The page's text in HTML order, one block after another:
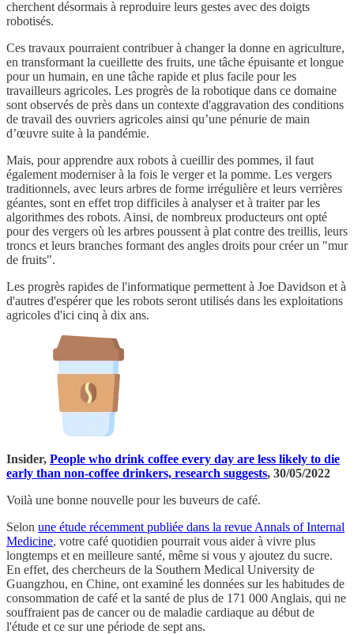
cherchent désormais à reproduire leurs gestes avec des doigts
robotisés.
Ces travaux pourraient contribuer à changer la donne en agriculture,
en transformant la cueillette des fruits, une tâche épuisante et longue
pour un humain, en une tâche rapide et plus facile pour les
travailleurs agricoles. Les progrès de la robotique dans ce domaine
sont observés de près dans un contexte d'aggravation des conditions
de travail des ouvriers agricoles ainsi qu’une pénurie de main
d’œuvre suite à la pandémie.
Mais, pour apprendre aux robots à cueillir des pommes, il faut
également moderniser à la fois le verger et la pomme. Les vergers
traditionnels, avec leurs arbres de forme irrégulière et leurs verrières
géantes, sont en effet trop difficiles à analyser et à traiter par les
algorithmes des robots. Ainsi, de nombreux producteurs ont opté
pour des vergers où les arbres poussent à plat contre des treillis, leurs
troncs et leurs branches formant des angles droits pour créer un "mur
de fruits".
Les progrès rapides de l'informatique permettent à Joe Davidson et à
d'autres d'espérer que les robots seront utilisés dans les exploitations
agricoles d'ici cinq à dix ans.
Insider, People who drink coffee every day are less likely to die
early than non-coffee drinkers, research suggests, 30/05/2022
Voilà une bonne nouvelle pour les buveurs de café.
Selon une étude récemment publiée dans la revue Annals of Internal
Medicine, votre café quotidien pourrait vous aider à vivre plus
longtemps et en meilleure santé, même si vous y ajoutez du sucre.
En effet, des chercheurs de la Southern Medical University de
Guangzhou, en Chine, ont examiné les données sur les habitudes de
consommation de café et la santé de plus de 171 000 Anglais, qui ne
souffraient pas de cancer ou de maladie cardiaque au début de
l'étude et ce sur une période de sept ans.